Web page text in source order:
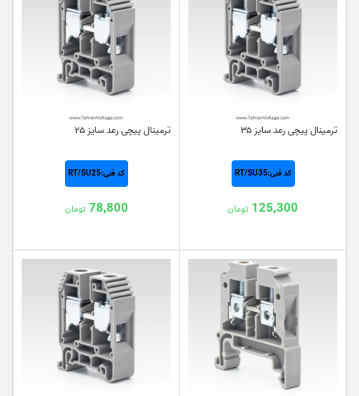
ترمینال پیچی رعد سایز ۳۵
کد فنی:RT/SU35
125,300 تومان
ترمینال پیچی رعد سایز ۲۵
کد فنی:RT/SU25
78,800 تومان